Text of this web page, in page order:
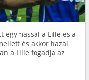
egymással a Lille és a
és akkor hazai
a Lille fogadja az